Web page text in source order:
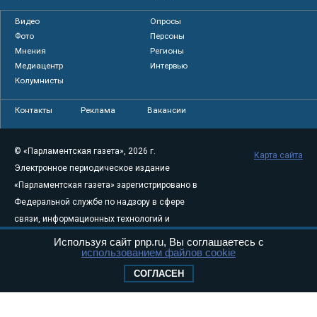
Видео
Опросы
Фото
Персоны
Мнения
Регионы
Медиацентр
Интервью
Колумнисты
Контакты Реклама Вакансии
© «Парламентская газета», 2026 г.
Электронное периодическое издание
«Парламентская газета» зарегистрировано в
Федеральной службе по надзору в сфере
связи, информационных технологий и
массовых коммуникаций (Роскомнадзор) 05
августа 2011 года. 18+
Свидетельство о регистрации Эл № ФС77-
Карта сайта
Используя сайт pnp.ru, Вы соглашаетесь с
использованием файлов cookie
СОГЛАСЕН